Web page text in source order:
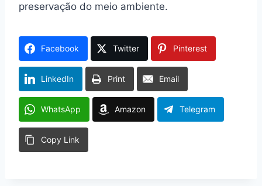
preservação do meio ambiente.
Facebook Twitter Pinterest
LinkedIn Print Email
WhatsApp Amazon Telegram
Copy Link